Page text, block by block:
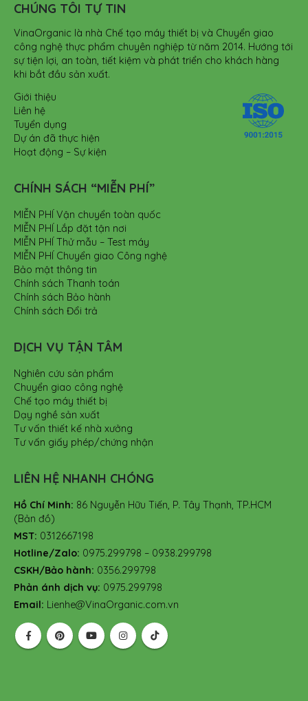
CHÚNG TÔI TỰ TIN
VinaOrganic là nhà Chế tạo máy thiết bị và Chuyển giao
công nghệ thực phẩm chuyên nghiệp từ năm 2014. Hướng tới
sự tiện lợi, an toàn, tiết kiệm và phát triển cho khách hàng
khi bắt đầu sản xuất.
Giới thiệu
Liên hệ
Tuyển dụng
Dự án đã thực hiện
Hoạt động – Sự kiện
CHÍNH SÁCH “MIỄN PHÍ”
MIỄN PHÍ Vận chuyển toàn quốc
MIỄN PHÍ Lắp đặt tận nơi
MIỄN PHÍ Thử mẫu – Test máy
MIỄN PHÍ Chuyển giao Công nghệ
Bảo mật thông tin
Chính sách Thanh toán
Chính sách Bảo hành
Chính sách Đổi trả
DỊCH VỤ TẬN TÂM
Nghiên cứu sản phẩm
Chuyển giao công nghệ
Chế tạo máy thiết bị
Dạy nghề sản xuất
Tư vấn thiết kế nhà xưởng
Tư vấn giấy phép/chứng nhận
LIÊN HỆ NHANH CHÓNG
Hồ Chí Minh: 86 Nguyễn Hữu Tiến, P. Tây Thạnh, TP.HCM
(Bản đồ)
MST: 0312667198
Hotline/Zalo: 0975.299798 – 0938.299798
CSKH/Bảo hành: 0356.299798
Phản ánh dịch vụ: 0975.299798
Email: Lienhe@VinaOrganic.com.vn